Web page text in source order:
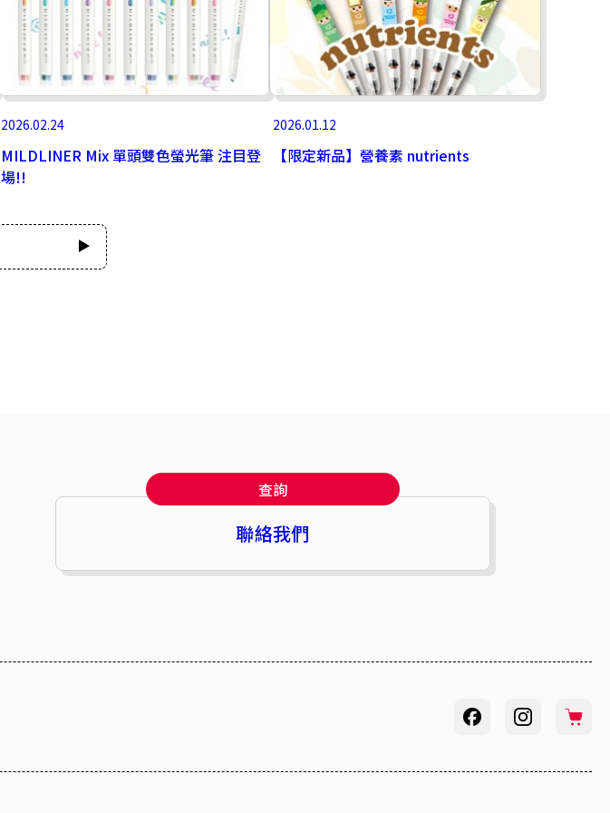
2026.02.24
MILDLINER Mix 單頭雙色螢光筆 注目登
場!!
2026.01.12
【限定新品】營養素 nutrients
查詢
聯絡我們